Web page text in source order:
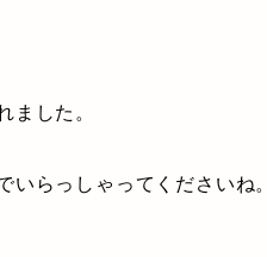
ました。
らっしゃってくださいね。